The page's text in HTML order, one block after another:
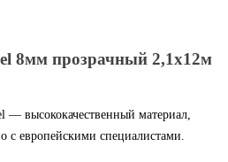
8мм прозрачный 2,1х12м
— высококачественный материал,
с европейскими специалистами.